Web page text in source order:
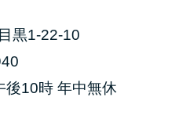
黒1-22-10
10時 年中無休